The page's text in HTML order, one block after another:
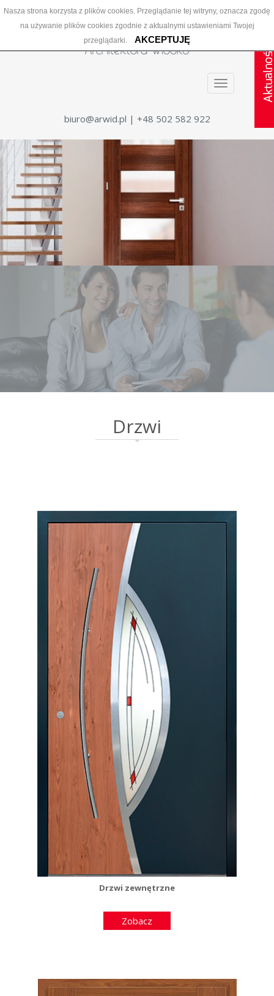
Nasza strona korzysta z plików cookies. Przeglądanie tej witryny, oznacza zgodę
na używanie plików cookies zgodnie z aktualnymi ustawieniami Twojej
przeglądarki.
AKCEPTUJĘ
biuro@arwid.pl | +48 502 582 922
Drzwi
Drzwi zewnętrzne
Zobacz